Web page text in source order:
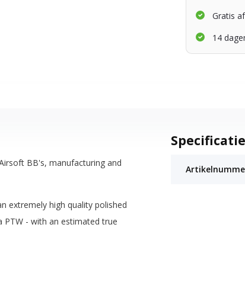
Gratis
14
BB's, manufacturing and
extremely high quality polished
PTW - with an estimated true